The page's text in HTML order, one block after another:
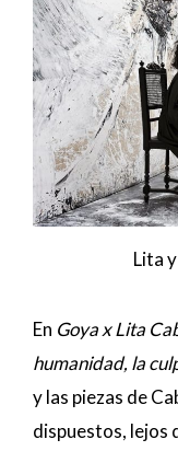
Lita
En Goya x Lita
humanidad, la
y las piezas de
dispuestos, lejos